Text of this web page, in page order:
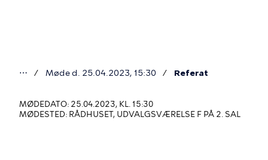
er
her
⋯ Møde d. 25.04.2023, 15:30 Referat
MØDEDATO: 25.04.2023, KL. 15:30
MØDESTED: RÅDHUSET, UDVALGSVÆRELSE F PÅ 2. SAL